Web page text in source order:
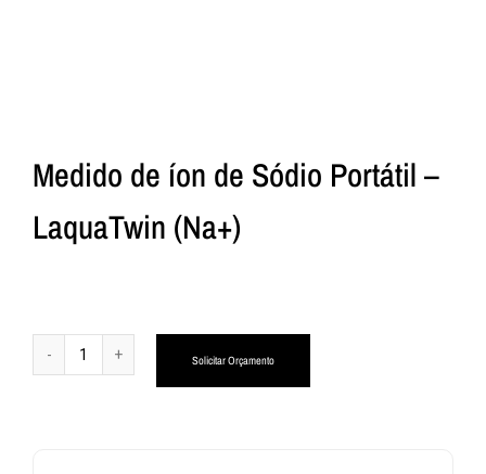
Medido de íon de Sódio Portátil –
LaquaTwin (Na+)
Solicitar Orçamento